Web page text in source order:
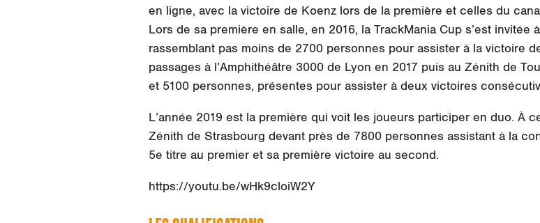
en ligne, avec la victoire de Koenz lors de la première et celles du
Lors de sa première en salle, en 2016, la TrackMania Cup s’est invitée
rassemblant pas moins de 2700 personnes pour assister à la victoire
passages à l’Amphithéâtre 3000 de Lyon en 2017 puis au Zénith de
et 5100 personnes, présentes pour assister à deux victoires
L’année 2019 est la première qui voit les joueurs participer en duo. À
Zénith de Strasbourg devant près de 7800 personnes assistant à la
5e titre au premier et sa première victoire au second.
https://youtu.be/wHk9cloiW2Y